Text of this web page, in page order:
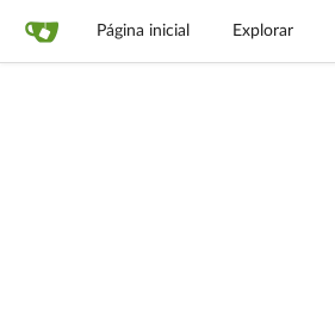
Página inicial Explorar